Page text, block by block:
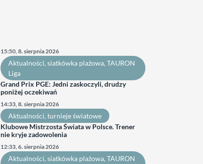
15:50, 8. sierpnia 2026
Aktualności, siatkówka plażowa, TAURON
Liga
Grand Prix PGE: Jedni zaskoczyli, drudzy
poniżej oczekiwań
14:33, 8. sierpnia 2026
Aktualności, turnieje światowe
Klubowe Mistrzosta Świata w Polsce. Trener
nie kryje zadowolenia
12:33, 6. sierpnia 2026
Aktualności, siatkówka plażowa, TAURON